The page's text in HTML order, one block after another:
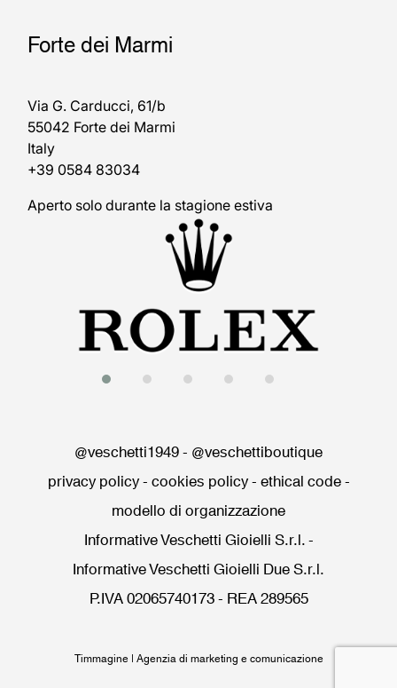
Forte dei Marmi
Via G. Carducci, 61/b
55042 Forte dei Marmi
Italy
+39 0584 83034
Aperto solo durante la stagione estiva
@veschetti1949- @veschettiboutique
privacy policy- cookies policy- ethical code-
modello di organizzazione
Informative Veschetti Gioielli S.r.l.-
Informative Veschetti Gioielli Due S.r.l.
P.IVA 02065740173 - REA 289565
Timmagine | Agenzia di marketing e comunicazione